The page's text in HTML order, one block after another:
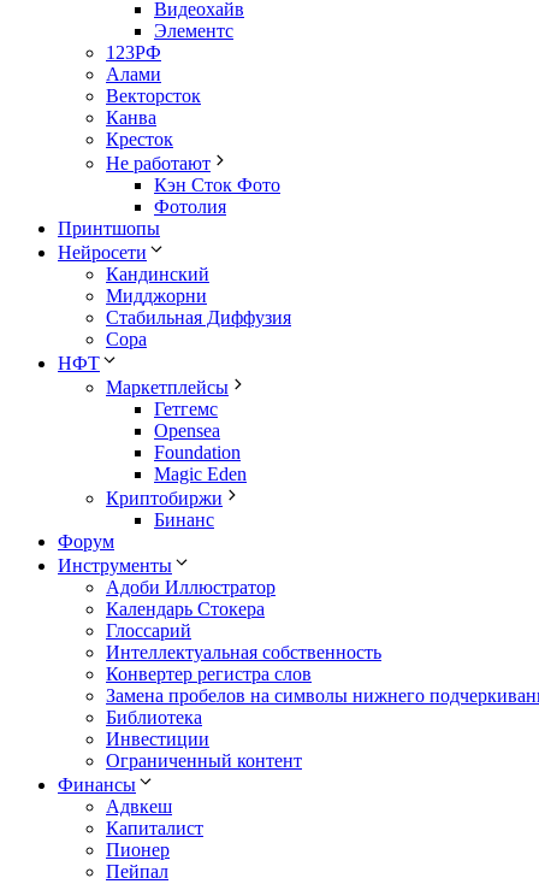
Видеохайв
Элементс
123РФ
Алами
Векторсток
Канва
Кресток
Не работают
Кэн Сток Фото
Фотолия
Принтшопы
Нейросети
Кандинский
Мидджорни
Стабильная Диффузия
Сора
НФТ
Маркетплейсы
Гетгемс
Opensea
Foundation
Magic Eden
Криптобиржи
Бинанс
Форум
Инструменты
Адоби Иллюстратор
Календарь Стокера
Глоссарий
Интеллектуальная собственность
Конвертер регистра слов
Замена пробелов на символы нижнего
Библиотека
Инвестиции
Ограниченный контент
Финансы
Адвкеш
Капиталист
Пионер
Пейпал